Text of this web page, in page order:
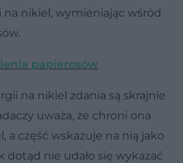
na nikiel, wymieniając wśród
papierosów
na nikiel zdania są skrajnie
uważa, że chroni ona
a część wskazuje na nią jako
dotąd nie udało się wykazać